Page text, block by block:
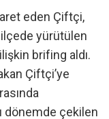
eden Çiftçi,
ilçede yürütülen
brifing aldı.
Çiftçi’ye
dönemde çekilen